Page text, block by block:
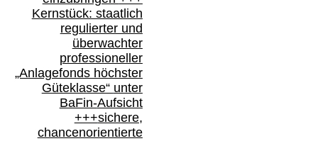
Kernstück: staatlich
regulierter und
überwachter
professioneller
„Anlagefonds höchster
Güteklasse“ unter
BaFin-Aufsicht
+++sichere,
chancenorientierte